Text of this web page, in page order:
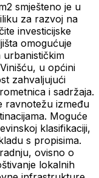
smješteno je u
za razvoj na
investicijske
omogućuje
urbanističkim
u općini
zahvaljujući
i sadržaja.
ravnotežu između
Moguće
klasifikaciji,
s propisima.
ovisno o
lokalnih